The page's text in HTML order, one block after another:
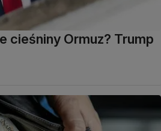
cieśniny Ormuz? Trump